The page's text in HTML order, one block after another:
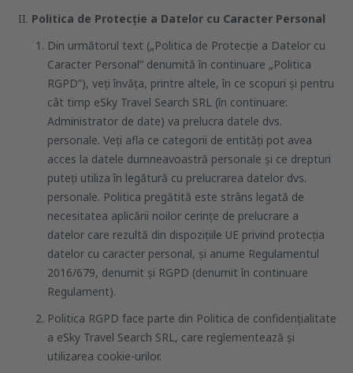
Politica de Protecție a Datelor cu Caracter Personal
Din următorul text („Politica de Protecţie a Datelor cu
Caracter Personal” denumită în continuare „Politica
RGPD”), veți învăța, printre altele, în ce scopuri și pentru
cât timp eSky Travel Search SRL (în continuare:
Administrator de date) va prelucra datele dvs.
personale. Veți afla ce categorii de entități pot avea
acces la datele dumneavoastră personale și ce drepturi
puteți utiliza în legătură cu prelucrarea datelor dvs.
personale. Politica pregătită este strâns legată de
necesitatea aplicării noilor cerințe de prelucrare a
datelor care rezultă din dispoziţiile UE privind protecția
datelor cu caracter personal, și anume Regulamentul
2016/679, denumit și RGPD (denumit în continuare
Regulament).
Politica RGPD face parte din Politica de confidențialitate
a eSky Travel Search SRL, care reglementează și
utilizarea cookie-urilor.